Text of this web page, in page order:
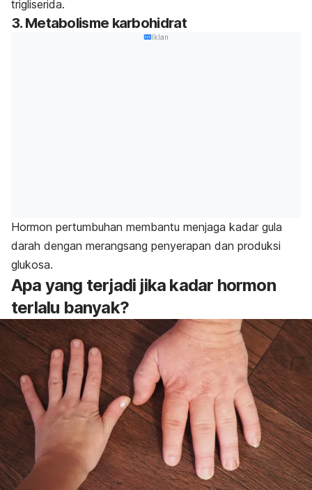
trigliserida.
3. Metabolisme karbohidrat
Iklan
Hormon pertumbuhan membantu menjaga kadar gula
darah dengan merangsang penyerapan dan produksi
glukosa.
Apa yang terjadi jika kadar hormon
terlalu banyak?